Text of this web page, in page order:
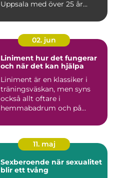
Uppsala med över 25 år...
02. jun
Liniment hur det fungerar
och när det kan hjälpa
Liniment är en klassiker i
träningsväskan, men syns
också allt oftare i
hemmabadrum och på
11. maj
Sexberoende när sexualitet
blir ett tvång